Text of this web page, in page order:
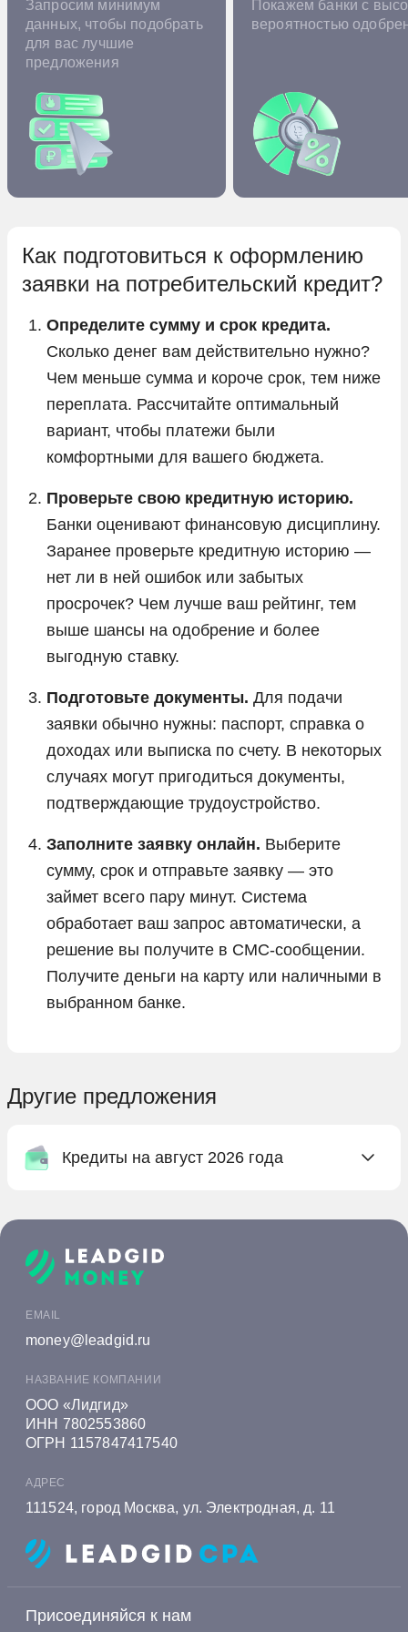
Запросим минимум
данных, чтобы подобрать
для вас лучшие
предложения
Покажем банки с
вероятностью
Как подготовиться к оформлению
заявки на потребительский кредит?
Определите сумму и срок кредита.
Сколько денег вам действительно нужно?
Чем меньше сумма и короче срок, тем ниже
переплата. Рассчитайте оптимальный
вариант, чтобы платежи были
комфортными для вашего бюджета.
Проверьте свою кредитную историю.
Банки оценивают финансовую дисциплину.
Заранее проверьте кредитную историю —
нет ли в ней ошибок или забытых
просрочек? Чем лучше ваш рейтинг, тем
выше шансы на одобрение и более
выгодную ставку.
Подготовьте документы. Для подачи
заявки обычно нужны: паспорт, справка о
доходах или выписка по счету. В некоторых
случаях могут пригодиться документы,
подтверждающие трудоустройство.
Заполните заявку онлайн. Выберите
сумму, срок и отправьте заявку — это
займет всего пару минут. Система
обработает ваш запрос автоматически, а
решение вы получите в СМС-сообщении.
Получите деньги на карту или наличными в
выбранном банке.
Другие предложения
Кредиты на август 2026 года
Онлайн заявка на кредит в Алеф-Банке
Онлайн заявка на кредит в Алмазэргиэнбанке
Онлайн заявка на кредит в Экспобанке
Онлайн заявка на кредит в Енисейском
Онлайн заявка на кредит в Газэнергобанке
Онлайн заявка на кредит в Генбанке
Онлайн заявка на кредит в Ингосстрах Банке
EMAIL
money@leadgid.ru
НАЗВАНИЕ КОМПАНИИ
ООО «Лидгид»
ИНН 7802553860
ОГРН 1157847417540
АДРЕС
111524, город Москва, ул. Электродная, д. 11
Присоединяйся к нам